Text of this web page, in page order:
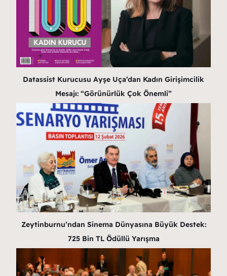
Datassist Kurucusu Ayşe Uça’dan Kadın Girişimcilik
Mesajı: “Görünürlük Çok Önemli”
Zeytinburnu’ndan Sinema Dünyasına Büyük Destek:
725 Bin TL Ödüllü Yarışma